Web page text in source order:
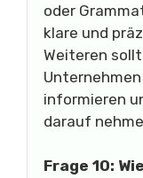
oder
klare und
Weiteren
informieren
darauf
Frage 10: